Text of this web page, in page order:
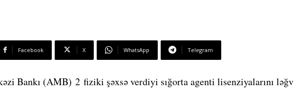
Facebook X WhatsApp Telegram
Bankı (AMB) 2 fiziki şəxsə verdiyi sığorta agenti lisenziyalarını ləğv